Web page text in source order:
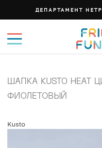
ДЕПАРТАМЕНТ
ШАПКА KUSTO HEAT
ФИОЛЕТОВЫЙ
Kusto